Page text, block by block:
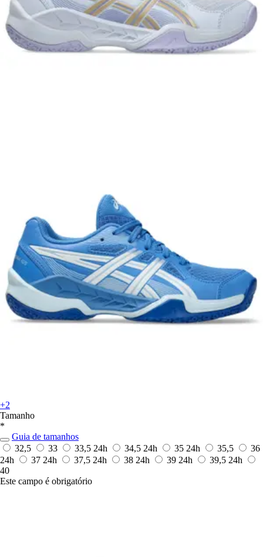
+2
Tamanho
*
Guia de tamanhos
32,5
33 33,5 24h 34,5 24h 35 24h 35,5
36
24h
37 24h 37,5 24h 38 24h 39 24h 39,5 24h
40
Este campo é obrigatório